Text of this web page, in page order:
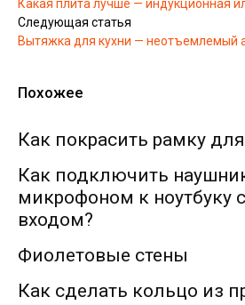
Какая плита лучше — индукционная
Следующая статья
Вытяжка для кухни — неотъемлемый
Похожее
Как покрасить рамку
Как подключить
микрофоном к ноутбуку
входом?
Фиолетовые стены
Как сделать кольцо из